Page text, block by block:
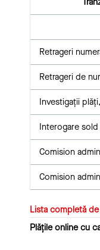
Retrageri
Retrageri de
Investigații
Interogare sold
Comision
Comision
Lista completă
Plățile online cu